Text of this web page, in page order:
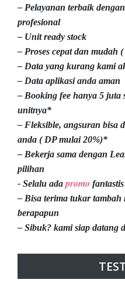
– Pelayanan terbaik
profesional
– Unit ready stock
– Proses cepat dan mudah
– Data yang kurang kami
– Data aplikasi anda aman
– Booking fee hanya 5 juta
unitnya*
– Fleksible, angsuran bisa
anda ( DP mulai 20%)*
– Bekerja sama dengan
pilihan
- Selalu ada promo fantastis
– Bisa terima tukar tambah
berapapun
– Sibuk? kami siap datang